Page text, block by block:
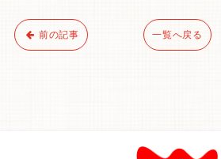
一覧へ戻る
前の記事